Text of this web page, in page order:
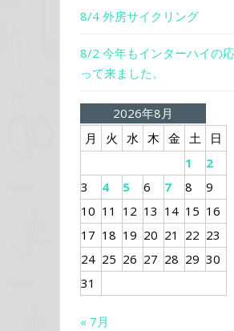
8/4 外房サイクリング
8/2 今年もインターハイの
って来ました。
2026年8月
月
火 水 木 金 土
日
1
2
3
4 5 6 7 8
9
10 11 12 13 14 15 16
17 18 19 20 21 22 23
24 25 26 27 28 29 30
31
« 7月